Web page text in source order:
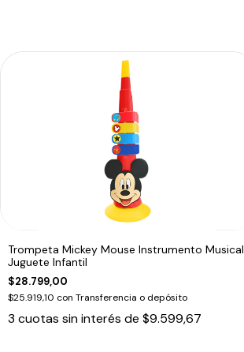
Trompeta Mickey Mouse Instrumento Musical
Juguete Infantil
$28.799,00
$25.919,10 con Transferencia o depósito
3 cuotas sin interés de $9.599,67